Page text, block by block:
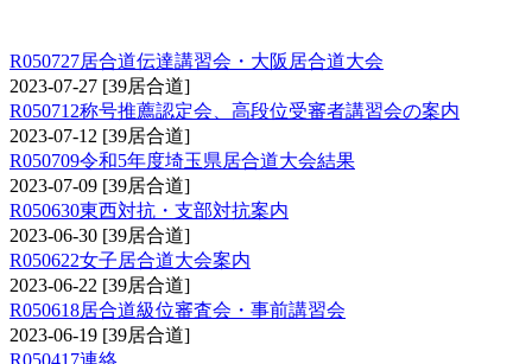
R050727居合道伝達講習会・大阪居合道大会
2023-07-27 [39居合道]
R050712称号推薦認定会、高段位受審者講習会の案内
2023-07-12 [39居合道]
R050709令和5年度埼玉県居合道大会結果
2023-07-09 [39居合道]
R050630東西対抗・支部対抗案内
2023-06-30 [39居合道]
R050622女子居合道大会案内
2023-06-22 [39居合道]
R050618居合道級位審査会・事前講習会
2023-06-19 [39居合道]